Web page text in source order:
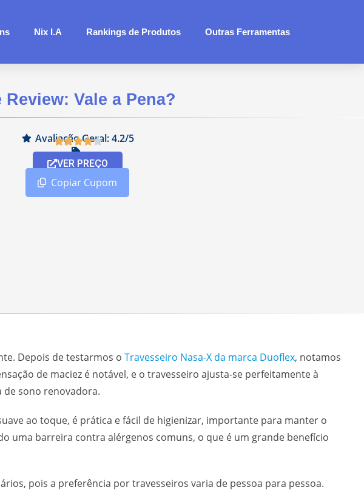
Nix I.A Rankings de Produtos Outras Ferramentas
Vale a Pena?
Avaliação Geral: 4.2/5
VER PREÇO
Copiar Cupom
Depois de testarmos o Travesseiro Nasa-X da marca Duoflex, notamos
de maciez é notável, e o travesseiro ajusta-se perfeitamente à
sono renovadora.
ao toque, é prática e fácil de higienizar, importante para manter o
uma barreira contra alérgenos comuns, o que é um grande benefício
pois a preferência por travesseiros varia de pessoa para pessoa.